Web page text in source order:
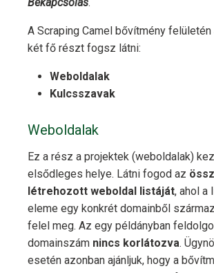
A Scraping Camel bővítmény felületén
két fő részt fogsz látni:
Weboldalak
Kulcsszavak
Weboldalak
Ez a rész a projektek (weboldalak)
elsődleges helye. Látni fogod az
létrehozott weboldal listáját, ahol a
eleme egy konkrét domainből
felel meg. Az egy példányban
domainszám nincs korlátozva.
esetén azonban ajánljuk, hogy a